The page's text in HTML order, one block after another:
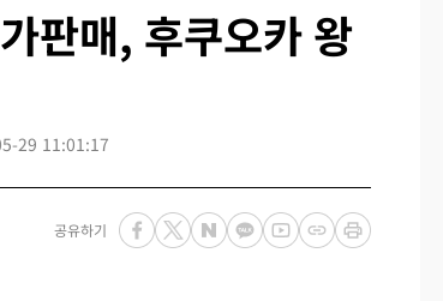
판매, 후쿠오카 왕
29 11:01:17
공유하기